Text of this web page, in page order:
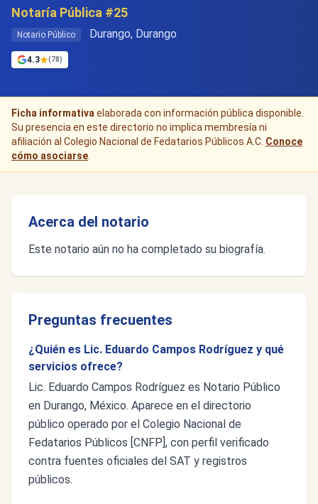
Notaría Pública #25
Notario Público Durango, Durango
4.3 (78)
Ficha informativa elaborada con información pública disponible.
Su presencia en este directorio no implica membresía ni
afiliación al Colegio Nacional de Fedatarios Públicos A.C. Conoce
cómo asociarse
Acerca del notario
Este notario aún no ha completado su biografía.
Preguntas frecuentes
¿Quién es Lic. Eduardo Campos Rodríguez y qué
servicios ofrece?
Lic. Eduardo Campos Rodríguez es Notario Público
en Durango, México. Aparece en el directorio
público operado por el Colegio Nacional de
Fedatarios Públicos [CNFP], con perfil verificado
contra fuentes oficiales del SAT y registros
públicos.